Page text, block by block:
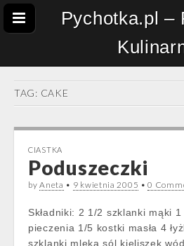
Pychotka.pl –
TAG: CAKE
CIASTKA
Poduszeczki
byAneta • 9 kwietnia 2005 •0
Składniki: 2 1/2 szklanki mąki
pieczenia 1/5 kostki masła 4
szklanki mleka sól kieliszek